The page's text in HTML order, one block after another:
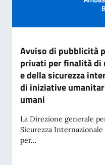
Avviso di pubblicità
privati per finalità di
e della sicurezza
di iniziative
umani
La Direzione generale
Sicurezza
per...